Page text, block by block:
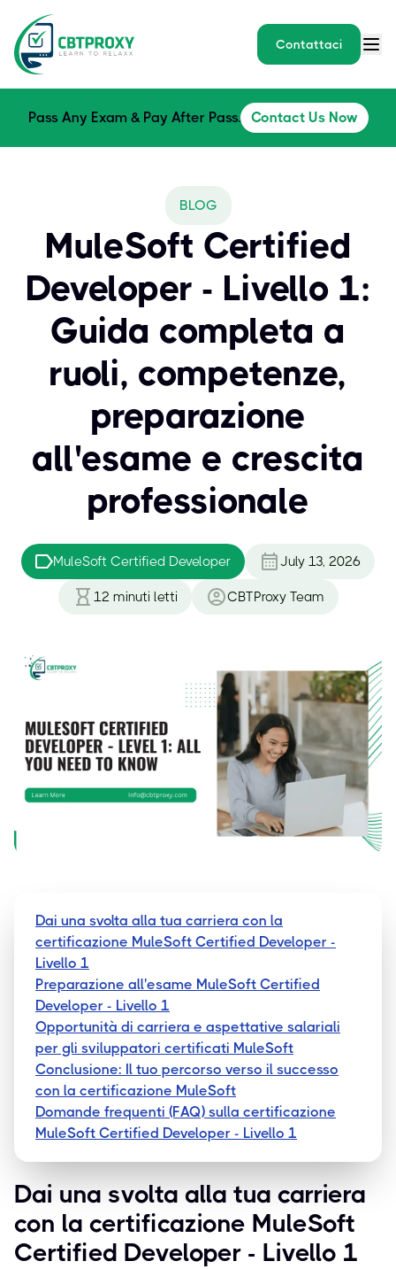
Contattaci
Pass Any Exam & Pay After Pass. Contact Us Now
BLOG
MuleSoft Certified
Developer - Livello 1:
Guida completa a
ruoli, competenze,
preparazione
all'esame e crescita
professionale
MuleSoft Certified Developer July 13, 2026
12 minuti letti CBTProxy Team
Dai una svolta alla tua carriera con la
certificazione MuleSoft Certified Developer -
Livello 1
Preparazione all'esame MuleSoft Certified
Developer - Livello 1
Opportunità di carriera e aspettative salariali
per gli sviluppatori certificati MuleSoft
Conclusione: Il tuo percorso verso il successo
con la certificazione MuleSoft
Domande frequenti (FAQ) sulla certificazione
MuleSoft Certified Developer - Livello 1
Dai una svolta alla tua carriera
con la certificazione MuleSoft
Certified Developer - Livello 1